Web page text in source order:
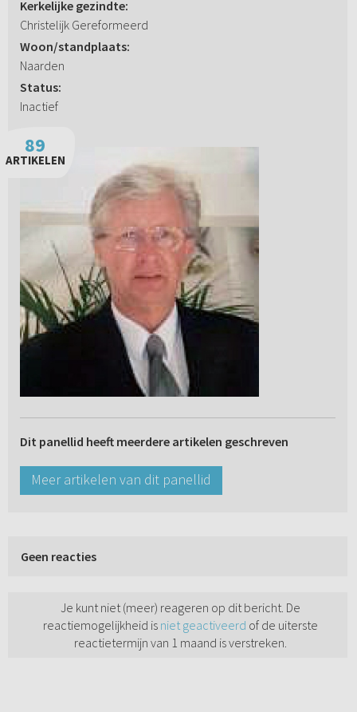
Kerkelijke gezindte:
Christelijk Gereformeerd
Woon/standplaats:
Naarden
Status:
Inactief
89
ARTIKELEN
Dit panellid heeft meerdere artikelen geschreven
Meer artikelen van dit panellid
Geen reacties
Je kunt niet (meer) reageren op dit bericht. De
reactiemogelijkheid is niet geactiveerd of de uiterste
reactietermijn van 1 maand is verstreken.